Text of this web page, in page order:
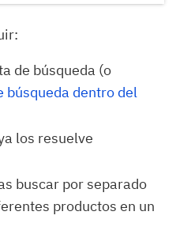
de búsqueda (o
búsqueda dentro del
los resuelve
buscar por separado
productos en un